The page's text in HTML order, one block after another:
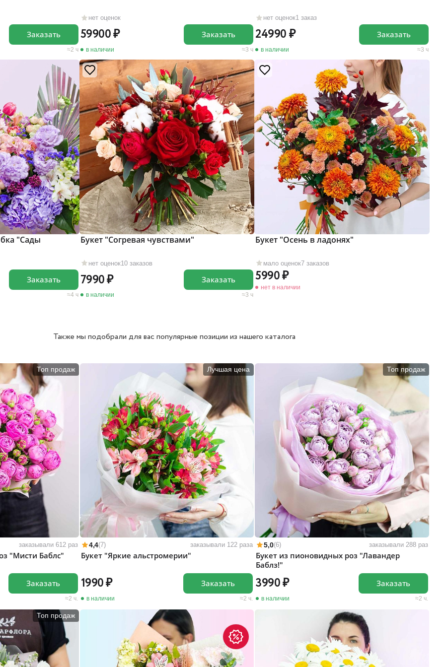
2 ч
Заказать
нет оценок
59900
в наличии 3 ч
Заказать
нет оценок1 заказ
24990
в наличии 3 ч
Заказать
"Сады
4 ч
Заказать
нет оценок10 заказов
Букет "Согревая чувствами"
7990
в наличии 3 ч
Заказать
мало оценок7 заказов
Букет "Осень в ладонях"
5990
нет в наличии
Также мы подобрали для вас популярные позиции из нашего каталога
Топ продаж
заказывали 612 раз
"Мисти Баблс"
2 ч.
Заказать
Лучшая цена
4,4(7) заказывали 122 раза
Букет "Яркие альстромерии"
1990
в наличии 2 ч.
Заказать
Топ продаж
5,0(6) заказывали 288 раз
Букет из пионовидных роз "Лавандер
Баблз!"
3990
в наличии 2 ч.
Заказать
Топ продаж